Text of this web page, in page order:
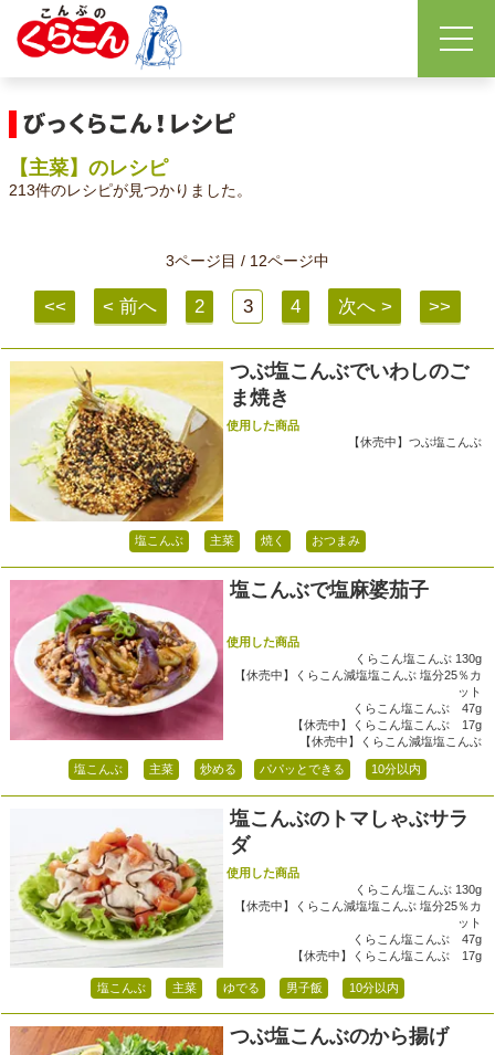
【主菜】のレシピ
213件のレシピが見つかりました。
3ページ目 / 12ページ中
<< < 前へ 2 3 4 次へ > >>
つぶ塩こんぶでいわしのご
ま焼き
使用した商品
【休売中】つぶ塩こんぶ
塩こんぶ 主菜 焼く おつまみ
塩こんぶで塩麻婆茄子
使用した商品
くらこん塩こんぶ 130g
【休売中】くらこん減塩塩こんぶ 塩分25％カ
ット
くらこん塩こんぶ 47g
【休売中】くらこん塩こんぶ 17g
【休売中】くらこん減塩塩こんぶ
塩こんぶ 主菜 炒める パパッとできる 10分以内
塩こんぶのトマしゃぶサラ
ダ
使用した商品
くらこん塩こんぶ 130g
【休売中】くらこん減塩塩こんぶ 塩分25％カ
ット
くらこん塩こんぶ 47g
【休売中】くらこん塩こんぶ 17g
塩こんぶ 主菜 ゆでる 男子飯 10分以内
つぶ塩こんぶのから揚げ